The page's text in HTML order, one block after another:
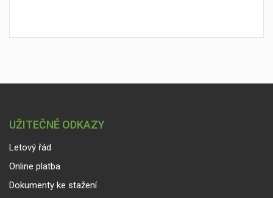
UŽITEČNÉ ODKAZY
Letový řád
Online platba
Dokumenty ke stažení